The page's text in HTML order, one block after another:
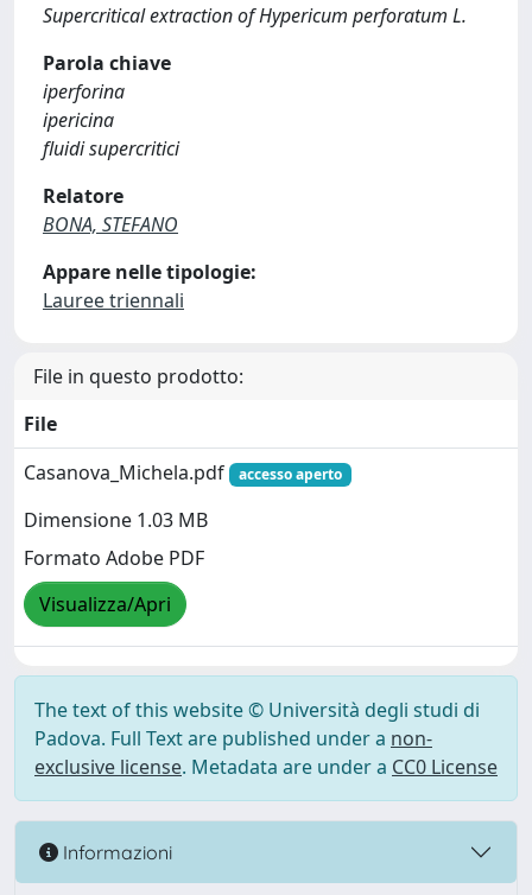
Supercritical extraction of Hypericum perforatum L.
Parola chiave
iperforina
ipericina
fluidi supercritici
Relatore
BONA, STEFANO
Appare nelle tipologie:
Lauree triennali
File in questo prodotto:
File
Casanova_Michela.pdf
accesso aperto
Dimensione 1.03 MB
Formato Adobe PDF
Visualizza/Apri
The text of this website © Università degli studi di
Padova. Full Text are published under a non-
exclusive license. Metadata are under a CC0 License
Informazioni